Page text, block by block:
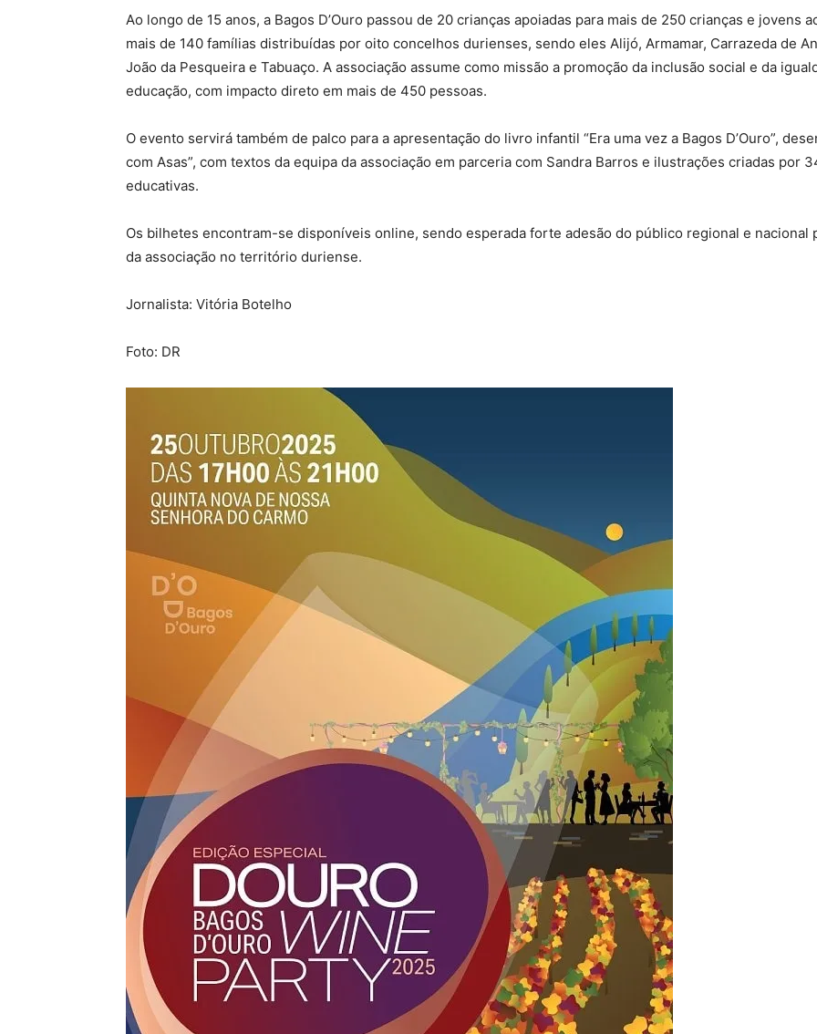
Ao longo de 15 anos, a Bagos D’Ouro passou de 20 crianças apoiadas para mais de 250 crianças e jovens
mais de 140 famílias distribuídas por oito concelhos durienses, sendo eles Alijó, Armamar, Carrazeda de
João da Pesqueira e Tabuaço. A associação assume como missão a promoção da inclusão social e da
educação, com impacto direto em mais de 450 pessoas.
O evento servirá também de palco para a apresentação do livro infantil “Era uma vez a Bagos D’Ouro”,
com Asas”, com textos da equipa da associação em parceria com Sandra Barros e ilustrações criadas por
educativas.
Os bilhetes encontram-se disponíveis online, sendo esperada forte adesão do público regional e nacional
da associação no território duriense.
Jornalista: Vitória Botelho
Foto: DR